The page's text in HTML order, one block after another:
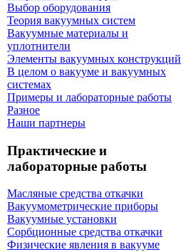
Выбор оборудования
Теория вакуумных систем
Вакуумные материалы и
уплотнители
Элементы вакуумных конструкций
В целом о вакууме и вакуумных
системах
Примеры и лабораторные работы
Разное
Наши партнеры
Практические и
лабораторные работы
Масляные средства откачки
Вакуумометрические приборы
Вакуумные установки
Сорбционные средства откачки
Физические явления в вакууме